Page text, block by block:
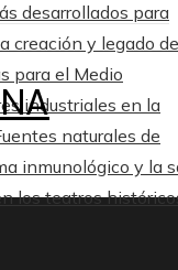
desarrollados para
creación y legado
para el Medio
industriales en la
naturales de
inmunológico y la
los teatros